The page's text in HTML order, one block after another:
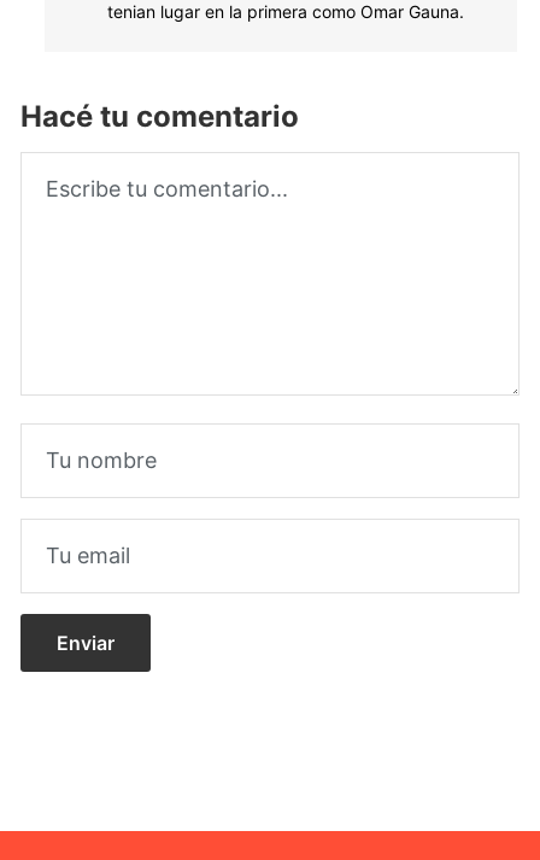
tenian lugar en la primera como Omar Gauna.
Hacé tu comentario